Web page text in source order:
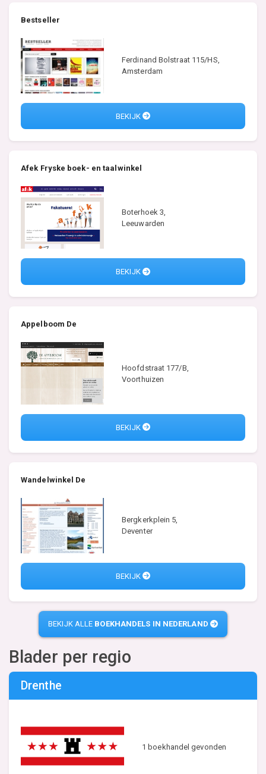
Bestseller
Ferdinand Bolstraat 115/HS,
Amsterdam
BEKIJK
Afek Fryske boek- en taalwinkel
Boterhoek 3,
Leeuwarden
BEKIJK
Appelboom De
Hoofdstraat 177/B,
Voorthuizen
BEKIJK
Wandelwinkel De
Bergkerkplein 5,
Deventer
BEKIJK
BEKIJK ALLE BOEKHANDELS IN NEDERLAND
Blader per regio
Drenthe
1 boekhandel gevonden